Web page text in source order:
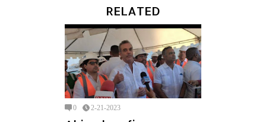
RELATED
0 2-21-2023